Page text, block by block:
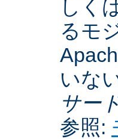
しく
るモ
いな
サー
参照: